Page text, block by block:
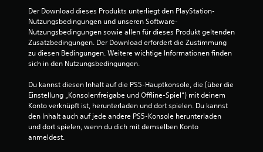
ü
s
s
e
n
S
p
i
e
l
u
a
n
d
e
r
t
e
l
l
e
f
Der Download dieses Produkts unterliegt den PlayStation-
Nutzungsbedingungen und unseren Software-
Nutzungsbedingungen sowie allen für dieses Produkt geltenden
Zusatzbedingungen. Der Download erfordert die Zustimmung
zu diesen Bedingungen. Weitere wichtige Informationen finden
sich in den Nutzungsbedingungen.
Du kannst diesen Inhalt auf die PS5-Hauptkonsole, die (über die
Einstellung „Konsolenfreigabe und Offline-Spiel“) mit deinem
Konto verknüpft ist, herunterladen und dort spielen. Du kannst
den Inhalt auch auf jede andere PS5-Konsole herunterladen
und dort spielen, wenn du dich mit demselben Konto
anmeldest.